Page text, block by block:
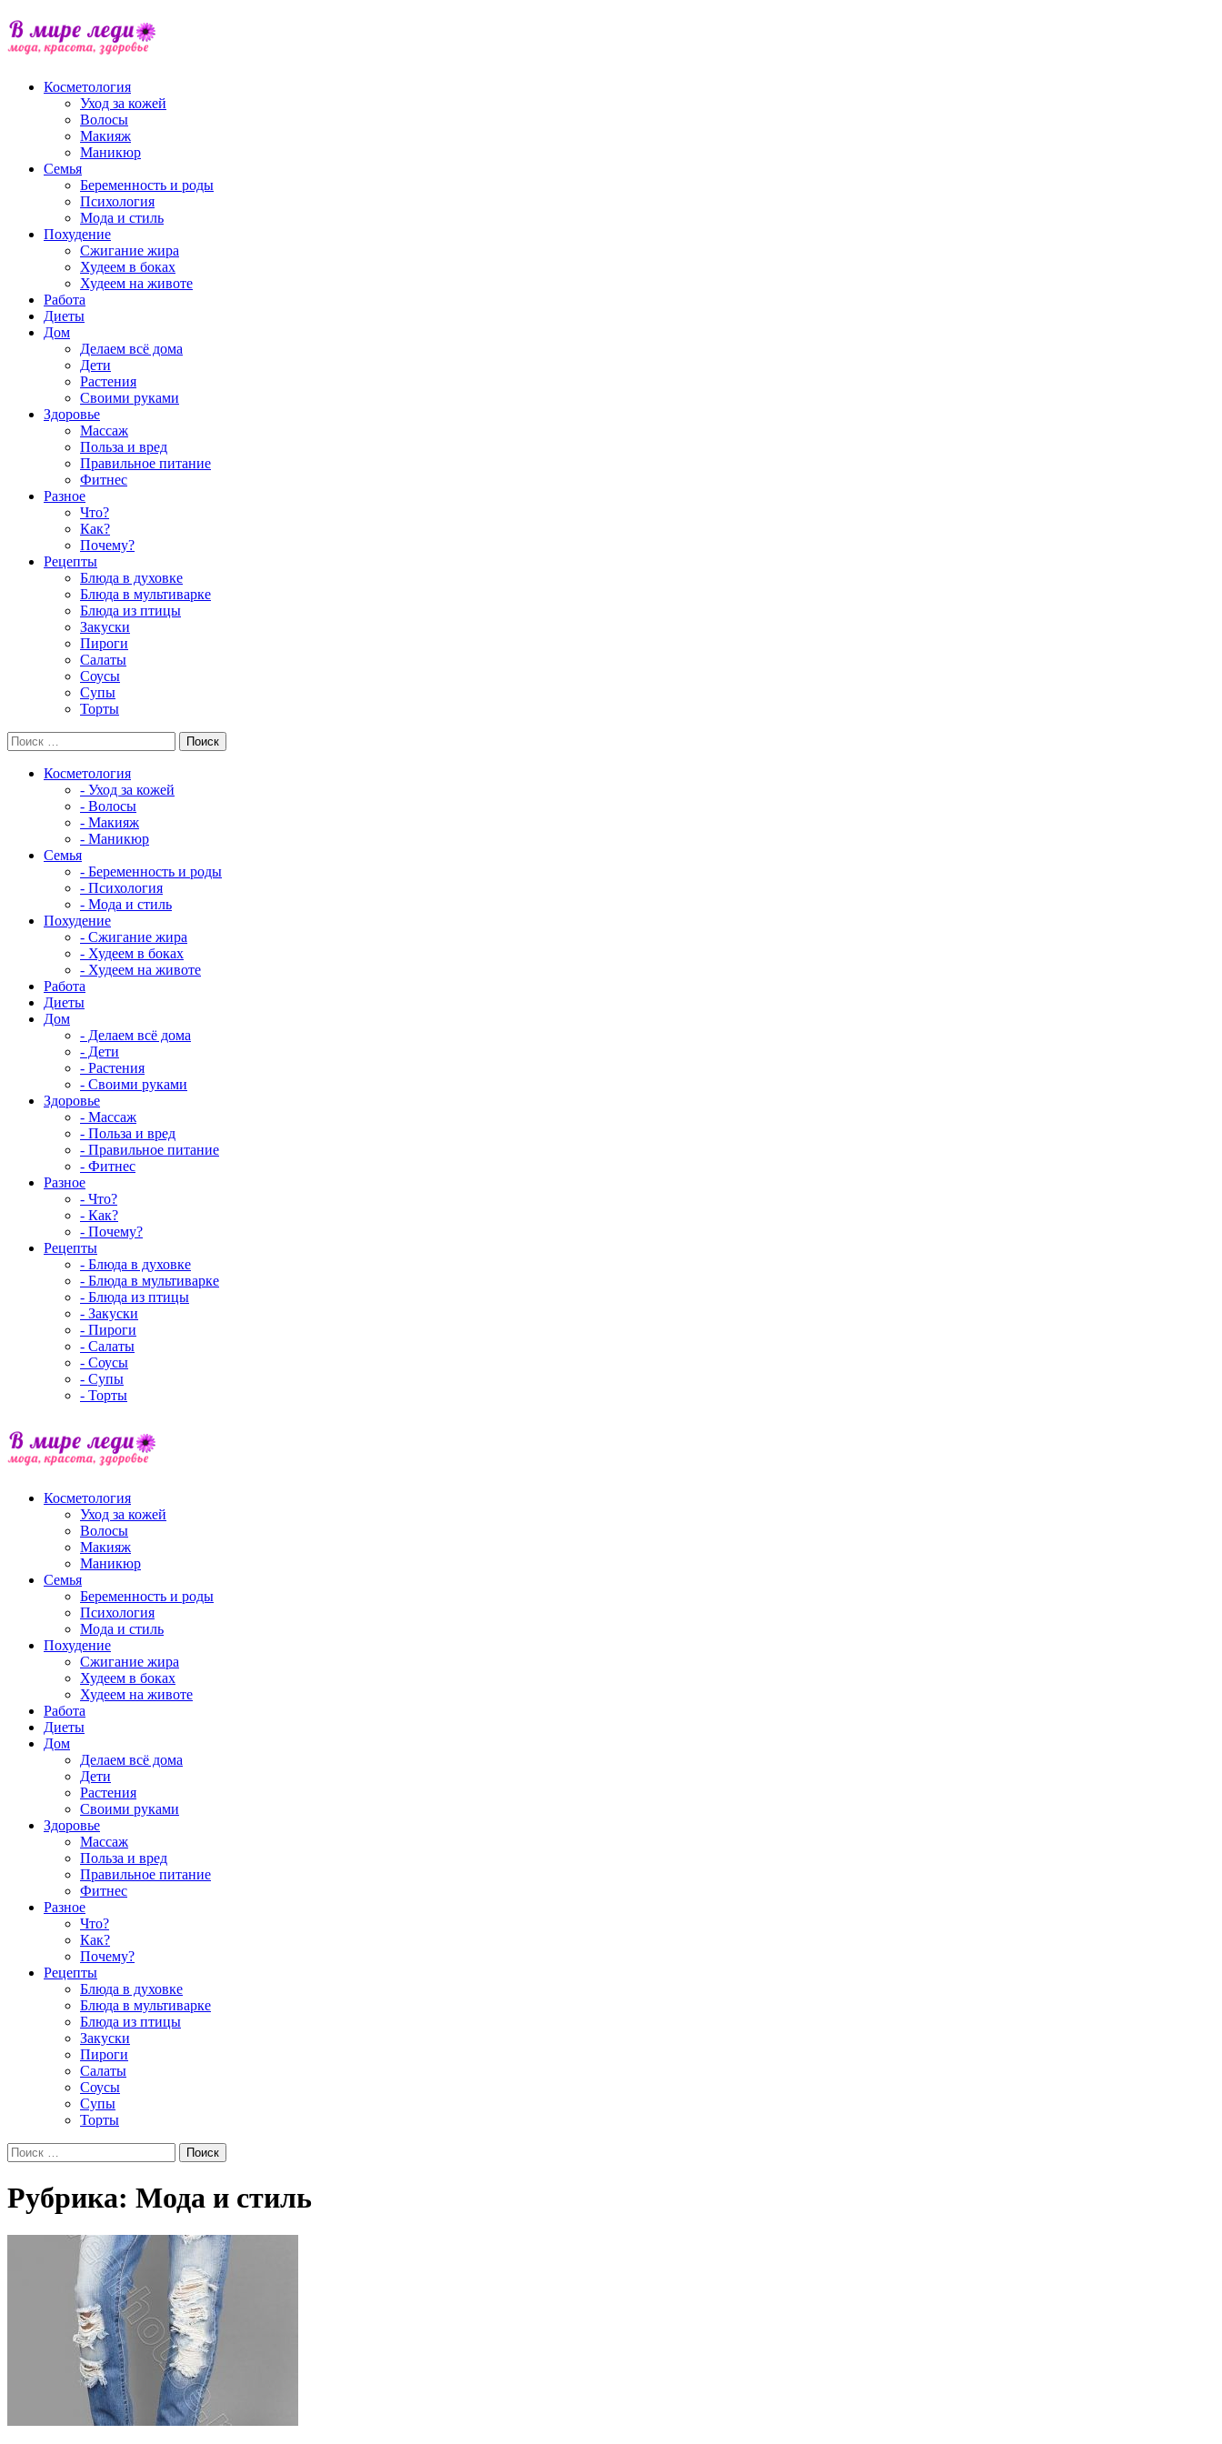
Косметология
Уход за кожей
Волосы
Макияж
Маникюр
Семья
Беременность и роды
Психология
Мода и стиль
Похудение
Сжигание жира
Худеем в боках
Худеем на животе
Работа
Диеты
Дом
Делаем всё дома
Дети
Растения
Своими руками
Здоровье
Массаж
Польза и вред
Правильное питание
Фитнес
Разное
Что?
Как?
Почему?
Рецепты
Блюда в духовке
Блюда в мультиварке
Блюда из птицы
Закуски
Пироги
Салаты
Соусы
Супы
Торты
Косметология
- Уход за кожей
- Волосы
- Макияж
- Маникюр
Семья
- Беременность и роды
- Психология
- Мода и стиль
Похудение
- Сжигание жира
- Худеем в боках
- Худеем на животе
Работа
Диеты
Дом
- Делаем всё дома
- Дети
- Растения
- Своими руками
Здоровье
- Массаж
- Польза и вред
- Правильное питание
- Фитнес
Разное
- Что?
- Как?
- Почему?
Рецепты
- Блюда в духовке
- Блюда в мультиварке
- Блюда из птицы
- Закуски
- Пироги
- Салаты
- Соусы
- Супы
- Торты
Косметология
Уход за кожей
Волосы
Макияж
Маникюр
Семья
Беременность и роды
Психология
Мода и стиль
Похудение
Сжигание жира
Худеем в боках
Худеем на животе
Работа
Диеты
Дом
Делаем всё дома
Дети
Растения
Своими руками
Здоровье
Массаж
Польза и вред
Правильное питание
Фитнес
Разное
Что?
Как?
Почему?
Рецепты
Блюда в духовке
Блюда в мультиварке
Блюда из птицы
Закуски
Пироги
Салаты
Соусы
Супы
Торты
Рубрика: Мода и стиль